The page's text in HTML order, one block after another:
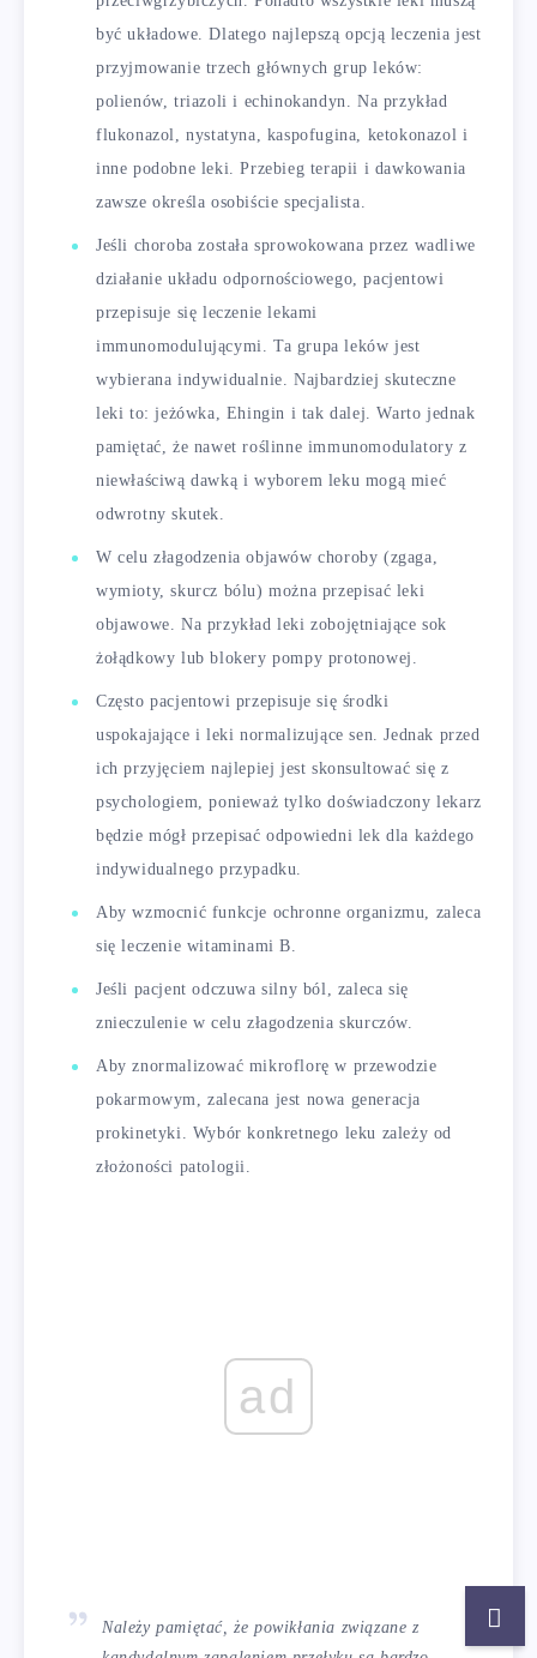
być układowe. Dlatego najlepszą opcją leczenia jest
przyjmowanie trzech głównych grup leków:
polienów, triazoli i echinokandyn. Na przykład
flukonazol, nystatyna, kaspofugina, ketokonazol i
inne podobne leki. Przebieg terapii i dawkowania
zawsze określa osobiście specjalista.
Jeśli choroba została sprowokowana przez wadliwe
działanie układu odpornościowego, pacjentowi
przepisuje się leczenie lekami
immunomodulującymi. Ta grupa leków jest
wybierana indywidualnie. Najbardziej skuteczne
leki to: jeżówka, Ehingin i tak dalej. Warto jednak
pamiętać, że nawet roślinne immunomodulatory z
niewłaściwą dawką i wyborem leku mogą mieć
odwrotny skutek.
W celu złagodzenia objawów choroby (zgaga,
wymioty, skurcz bólu) można przepisać leki
objawowe. Na przykład leki zobojętniające sok
żołądkowy lub blokery pompy protonowej.
Często pacjentowi przepisuje się środki
uspokajające i leki normalizujące sen. Jednak przed
ich przyjęciem najlepiej jest skonsultować się z
psychologiem, ponieważ tylko doświadczony lekarz
będzie mógł przepisać odpowiedni lek dla każdego
indywidualnego przypadku.
Aby wzmocnić funkcje ochronne organizmu, zaleca
się leczenie witaminami B.
Jeśli pacjent odczuwa silny ból, zaleca się
znieczulenie w celu złagodzenia skurczów.
Aby znormalizować mikroflorę w przewodzie
pokarmowym, zalecana jest nowa generacja
prokinetyki. Wybór konkretnego leku zależy od
złożoności patologii.
ad
Należy pamiętać, że powikłania związane z